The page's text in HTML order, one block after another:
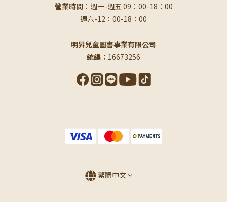
營業時間 ：週一-週五 09：00-18：00
週六-12：00-18：00
明昇兒童圖書事業有限公司
統編： 16673256
繁體中文